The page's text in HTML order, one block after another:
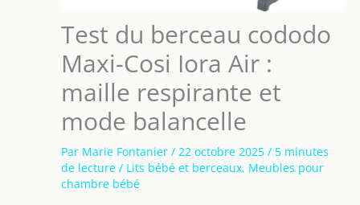
Test du berceau cododo
Maxi-Cosi Iora Air :
maille respirante et
mode balancelle
Par Marie Fontanier / 22 octobre 2025 / 5 minutes
de lecture / Lits bébé et berceaux, Meubles pour
chambre bébé